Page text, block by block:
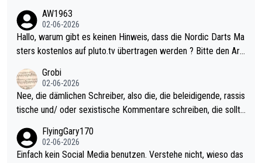
Allerdings ist Mitchell Lawrie als Nummer 1 der Welt eh qualifi
ziert. Somit ändert die automatische Qualifikation des Weltmei
sters erstmal nichts. Ich denke sie wollen damit für nächstes J
ohl wenig WDF Turniere spielen. Dies war bei Archie Self letzt
es Jahr der Fall. Er musste als amtierender Weltmeister durch
den Qualifier und ich glaube kaum, dass Mitchel sich das (in Ve
gas) antun würde, wenn er doch eigentlich die PDC-WM als Zi
el hat.
AW1963
02-06-2026
Hallo, warum gibt es keinen Hinweis, dass die Nordic Darts Ma
sters kostenlos auf pluto.tv übertragen werden ? Bitte den Arti
Grobi
02-06-2026
Nee, die dämlichen Schreiber, also die, die beleidigende, rassis
tische und/ oder sexistische Kommentare schreiben, die sollte
s Leben in den Griff kriegen. Nur eins wundert mich: Luke Little
r war doch neulich erst derjenige, der über Social Media GvV p
FlyingGary170
02-06-2026
Einfach kein Social Media benutzen. Verstehe nicht, wieso das